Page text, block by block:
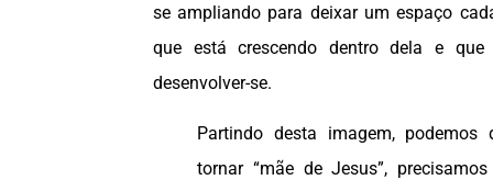
se ampliando para deixar um espaço
que está crescendo dentro dela e que
desenvolver-se.
Partindo desta imagem, podemos
tornar “mãe de Jesus”,